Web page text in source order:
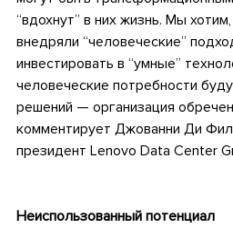
“вдохнут” в них жизнь. Мы
внедряли “человеческие”
инвестировать в “умные”
человеческие потребности
решений — организация
комментирует Джованни Ди
президент Lenovo Data Center
Неиспользованный потенциал